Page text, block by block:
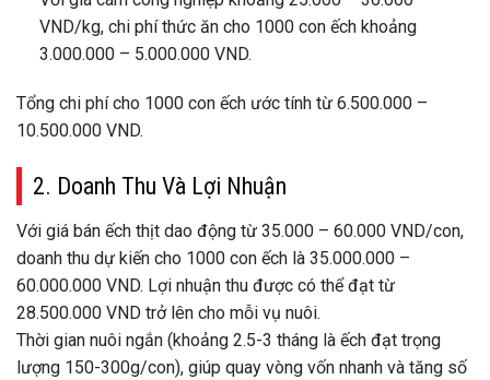
VND/kg, chi phí thức ăn cho 1000 con ếch khoảng
3.000.000 – 5.000.000 VND.
Tổng chi phí cho 1000 con ếch ước tính từ 6.500.000 –
10.500.000 VND.
2. Doanh Thu Và Lợi Nhuận
Với giá bán ếch thịt dao động từ 35.000 – 60.000 VND/con,
doanh thu dự kiến cho 1000 con ếch là 35.000.000 –
60.000.000 VND. Lợi nhuận thu được có thể đạt từ
28.500.000 VND trở lên cho mỗi vụ nuôi.
Thời gian nuôi ngắn (khoảng 2.5-3 tháng là ếch đạt trọng
lượng 150-300g/con), giúp quay vòng vốn nhanh và tăng số